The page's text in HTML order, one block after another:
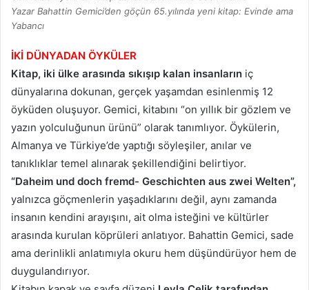
Yazar Bahattin Gemici’den göҫün 65.yılında yeni kitap: Evinde ama
Yabancı
İKİ DÜNYADAN ÖYKÜLER
Kitap, iki ülke arasında sıkışıp kalan insanların iç
dünyalarına dokunan, gerçek yaşamdan esinlenmiş 12
öyküden oluşuyor. Gemici, kitabını “on yıllık bir gözlem ve
yazın yolculuğunun ürünü” olarak tanımlıyor. Öykülerin,
Almanya ve Türkiye’de yaptığı söyleşiler, anılar ve
tanıklıklar temel alınarak şekillendiğini belirtiyor.
“Daheim und doch fremd- Geschichten aus zwei Welten”,
yalnızca göçmenlerin yaşadıklarını değil, aynı zamanda
insanın kendini arayışını, ait olma isteğini ve kültürler
arasında kurulan köprüleri anlatıyor. Bahattin Gemici, sade
ama derinlikli anlatımıyla okuru hem düşündürüyor hem de
duygulandırıyor.